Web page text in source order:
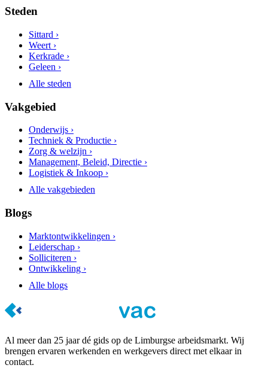
Steden
Sittard ›
Weert ›
Kerkrade ›
Geleen ›
Alle steden
Vakgebied
Onderwijs ›
Techniek & Productie ›
Zorg & welzijn ›
Management, Beleid, Directie ›
Logistiek & Inkoop ›
Alle vakgebieden
Blogs
Marktontwikkelingen ›
Leiderschap ›
Solliciteren ›
Ontwikkeling ›
Alle blogs
Al meer dan 25 jaar dé gids op de Limburgse arbeidsmarkt. Wij
brengen ervaren werkenden en werkgevers direct met elkaar in
contact.